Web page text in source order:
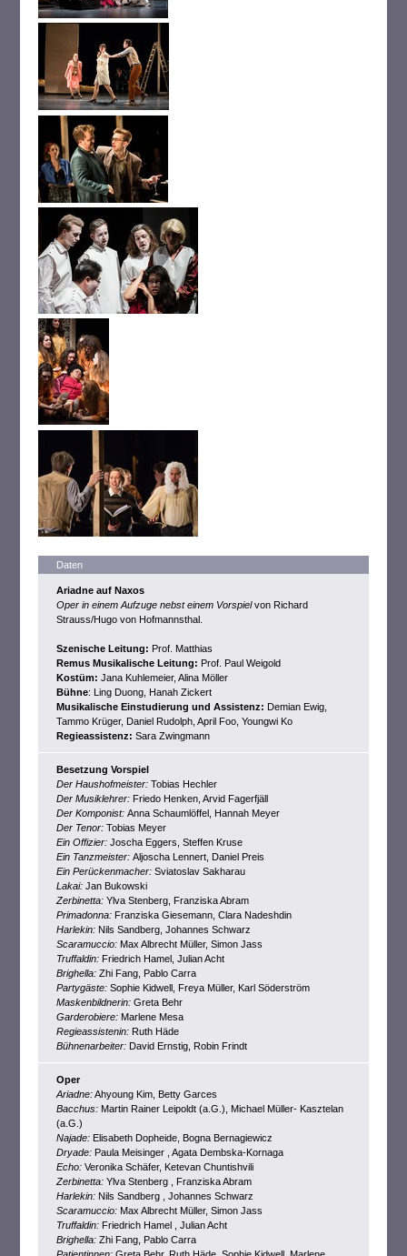
Daten
Ariadne auf Naxos
Oper in einem Aufzuge nebst einem Vorspielvon Richard
Strauss/Hugo von Hofmannsthal.
Szenische Leitung: Prof. Matthias
Remus Musikalische Leitung: Prof. Paul Weigold
Kostüm: Jana Kuhlemeier, Alina Möller
Bühne: Ling Duong, Hanah Zickert
Musikalische Einstudierung und Assistenz: Demian Ewig,
Tammo Krüger, Daniel Rudolph, April Foo, Youngwi Ko
Regieassistenz: Sara Zwingmann
BesetzungVorspiel
Der Haushofmeister:Tobias Hechler
Der Musiklehrer: Friedo Henken, Arvid Fagerfjäll
Der Komponist:Anna Schaumlöffel, Hannah Meyer
Der Tenor:Tobias Meyer
Ein Offizier: Joscha Eggers, Steffen Kruse
Ein Tanzmeister:Aljoscha Lennert, Daniel Preis
Ein Perückenmacher: Sviatoslav Sakharau
Lakai:Jan Bukowski
Zerbinetta: Ylva Stenberg, Franziska Abram
Primadonna: Franziska Giesemann, Clara Nadeshdin
Harlekin: Nils Sandberg, Johannes Schwarz
Scaramuccio: Max Albrecht Müller, Simon Jass
Truffaldin: Friedrich Hamel, Julian Acht
Brighella:Zhi Fang, Pablo Carra
Partygäste:Sophie Kidwell, Freya Müller, Karl Söderström
Maskenbildnerin:Greta Behr
Garderobiere: Marlene Mesa
Regieassistenin: Ruth Häde
Bühnenarbeiter: David Ernstig, Robin Frindt
Oper
Ariadne:Ahyoung Kim, Betty Garces
Bacchus: Martin Rainer Leipoldt (a.G.), Michael Müller- Kasztelan
(a.G.)
Najade: Elisabeth Dopheide, Bogna Bernagiewicz
Dryade: Paula Meisinger , Agata Dembska-Kornaga
Echo: Veronika Schäfer, Ketevan Chuntishvili
Zerbinetta: Ylva Stenberg , Franziska Abram
Harlekin: Nils Sandberg , Johannes Schwarz
Scaramuccio: Max Albrecht Müller, Simon Jass
Truffaldin: Friedrich Hamel , Julian Acht
Brighella: Zhi Fang, Pablo Carra